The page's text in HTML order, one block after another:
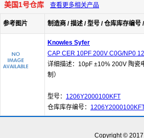
美国1号仓库 查看更多相关产品
参考图片 制造商 / 描述 / 型号 / 仓库库存编号
Knowles Syfer
CAP CER 10PF 200V C0G/NP0
详细描述：10pF ±10% 200V 陶瓷
制）
型号： 1206Y2000100KFT
仓库库存编号：
Copyright © 2017